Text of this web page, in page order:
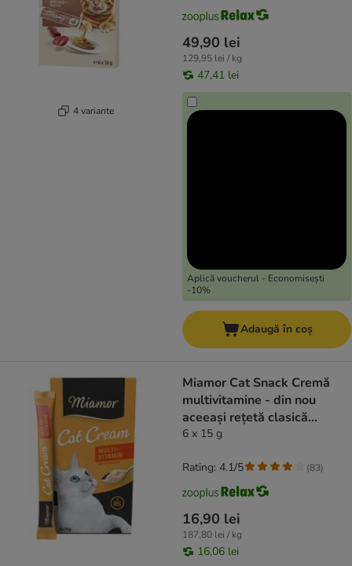
4 variante
49,90 lei
129,95 lei / kg
47,41 lei
Aplică voucherul - Economisești
-10%
Adaugă în coș
Miamor Cat Snack Cremă
multivitamine - din nou
aceeași rețetă clasică
consacrată
6 x 15 g
16,90 lei
187,80 lei / kg
16,06 lei
Rating: 4.1/5 (83)